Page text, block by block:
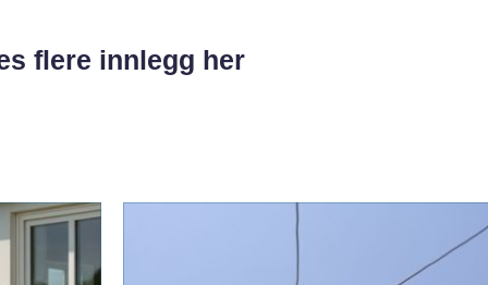
flere innlegg her